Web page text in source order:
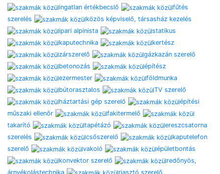
ingatlan értékbecslő
fűtés
szerelés
közös képviselő, társasház kezelés
ipari alpinista
statikus
kaputechnika
kertész
zárszerelő
gázkazán szerelő
betonozás
építész
ezermester
földmunka
bútorasztalos
TV szerelő
háztartási gép szerelő
építési
műszaki ellenőr
fakitermelő
takarító
tapétázó
ereszcsatorna
szerelés
csőszerelő
kaputelefon
szerelő
vakoló
épületbontás
konvektor szerelő
redőnyös,
árnyékolástechnika
riasztó szerelő